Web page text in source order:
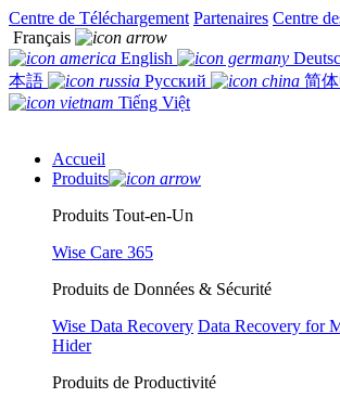
Centre de Téléchargement Partenaires Centre
Français
English
本語
Русский
简
Tiếng Việt
Accueil
Produits
Produits Tout-en-Un
Wise Care 365
Produits de Données & Sécurité
Wise Data Recovery Data Recovery for
Hider
Produits de Productivité